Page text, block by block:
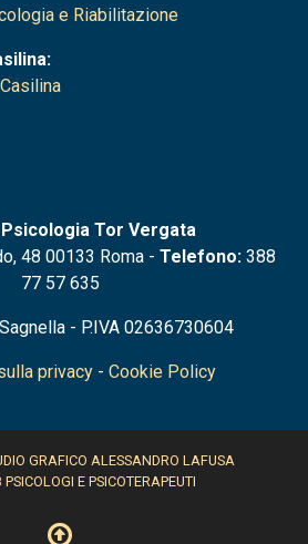
e Riabilitazione
Tor Vergata
48 00133 Roma - Telefono: 388
77 57 635
- P.IVA 02636730604
privacy- Cookie Policy
GRAFICO ALESSANDRO LAFUSA
E PSICOTERAPEUTI